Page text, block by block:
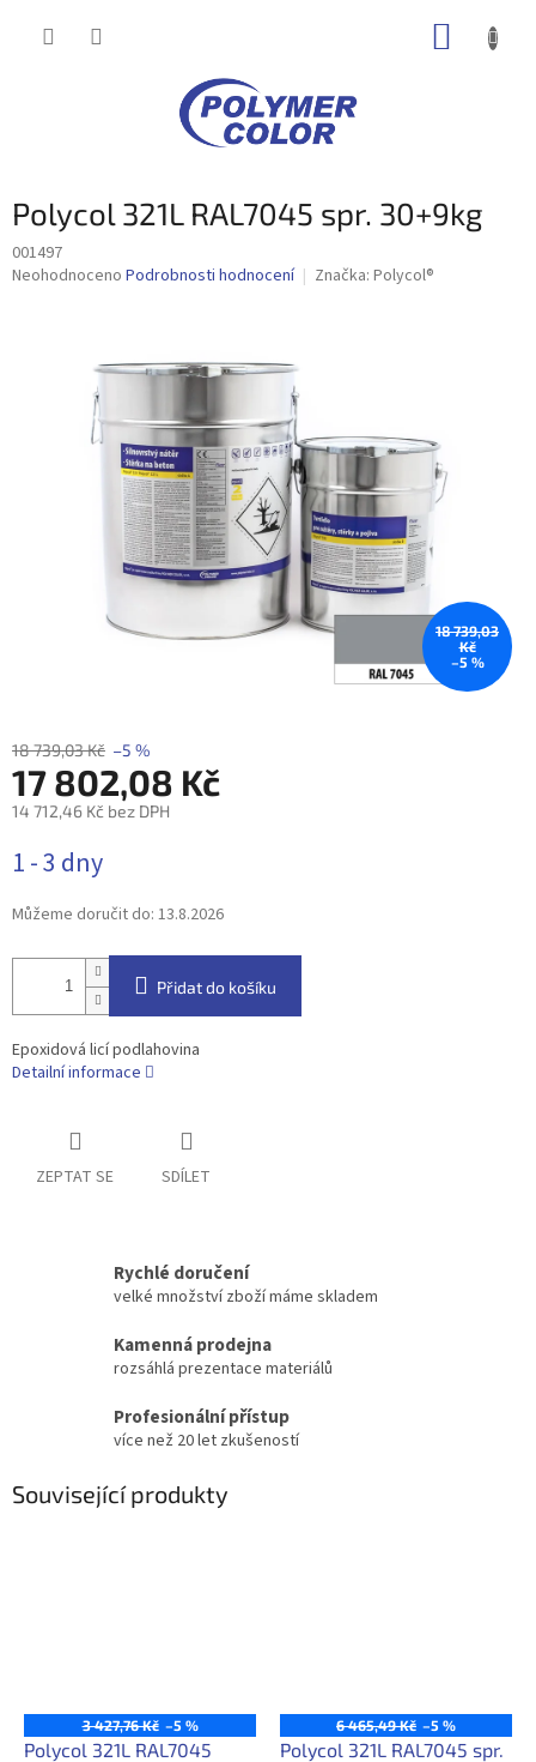
Polycol 321L RAL7045 spr. 30+9kg
001497
Průměrné
Neohodnoceno Podrobnosti hodnocení Značka: Polycol®
18 739,03
Kč
–5 %
18 739,03 Kč –5 %
17 802,08 Kč
14 712,46 Kč bez DPH
cena:
1 - 3 dny
Můžeme doručit do: 13.8.2026
Přidat do košíku
Epoxidová licí podlahovina
Detailní informace
ZEPTAT SE SDÍLET
Rychlé doručení
velké množství zboží máme skladem
Kamenná prodejna
rozsáhlá prezentace materiálů
Profesionální přístup
více než 20 let zkušeností
Související produkty
3 427,76 Kč –5 %
Polycol 321L RAL7045
6 465,49 Kč –5 %
Polycol 321L RAL7045 spr.